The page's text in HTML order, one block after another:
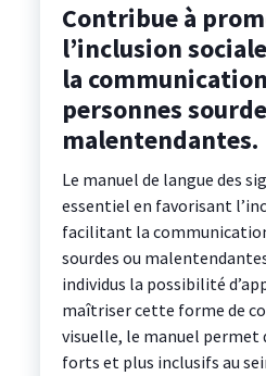
Contribue à
l’inclusion
la
personnes
malentendantes.
Le manuel de langue des
essentiel en favorisant
facilitant la
sourdes ou
individus la possibilité
maîtriser cette forme de
visuelle, le manuel permet
forts et plus inclusifs au